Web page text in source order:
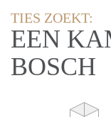
TIES ZOEKT:
EEN
BOSCH